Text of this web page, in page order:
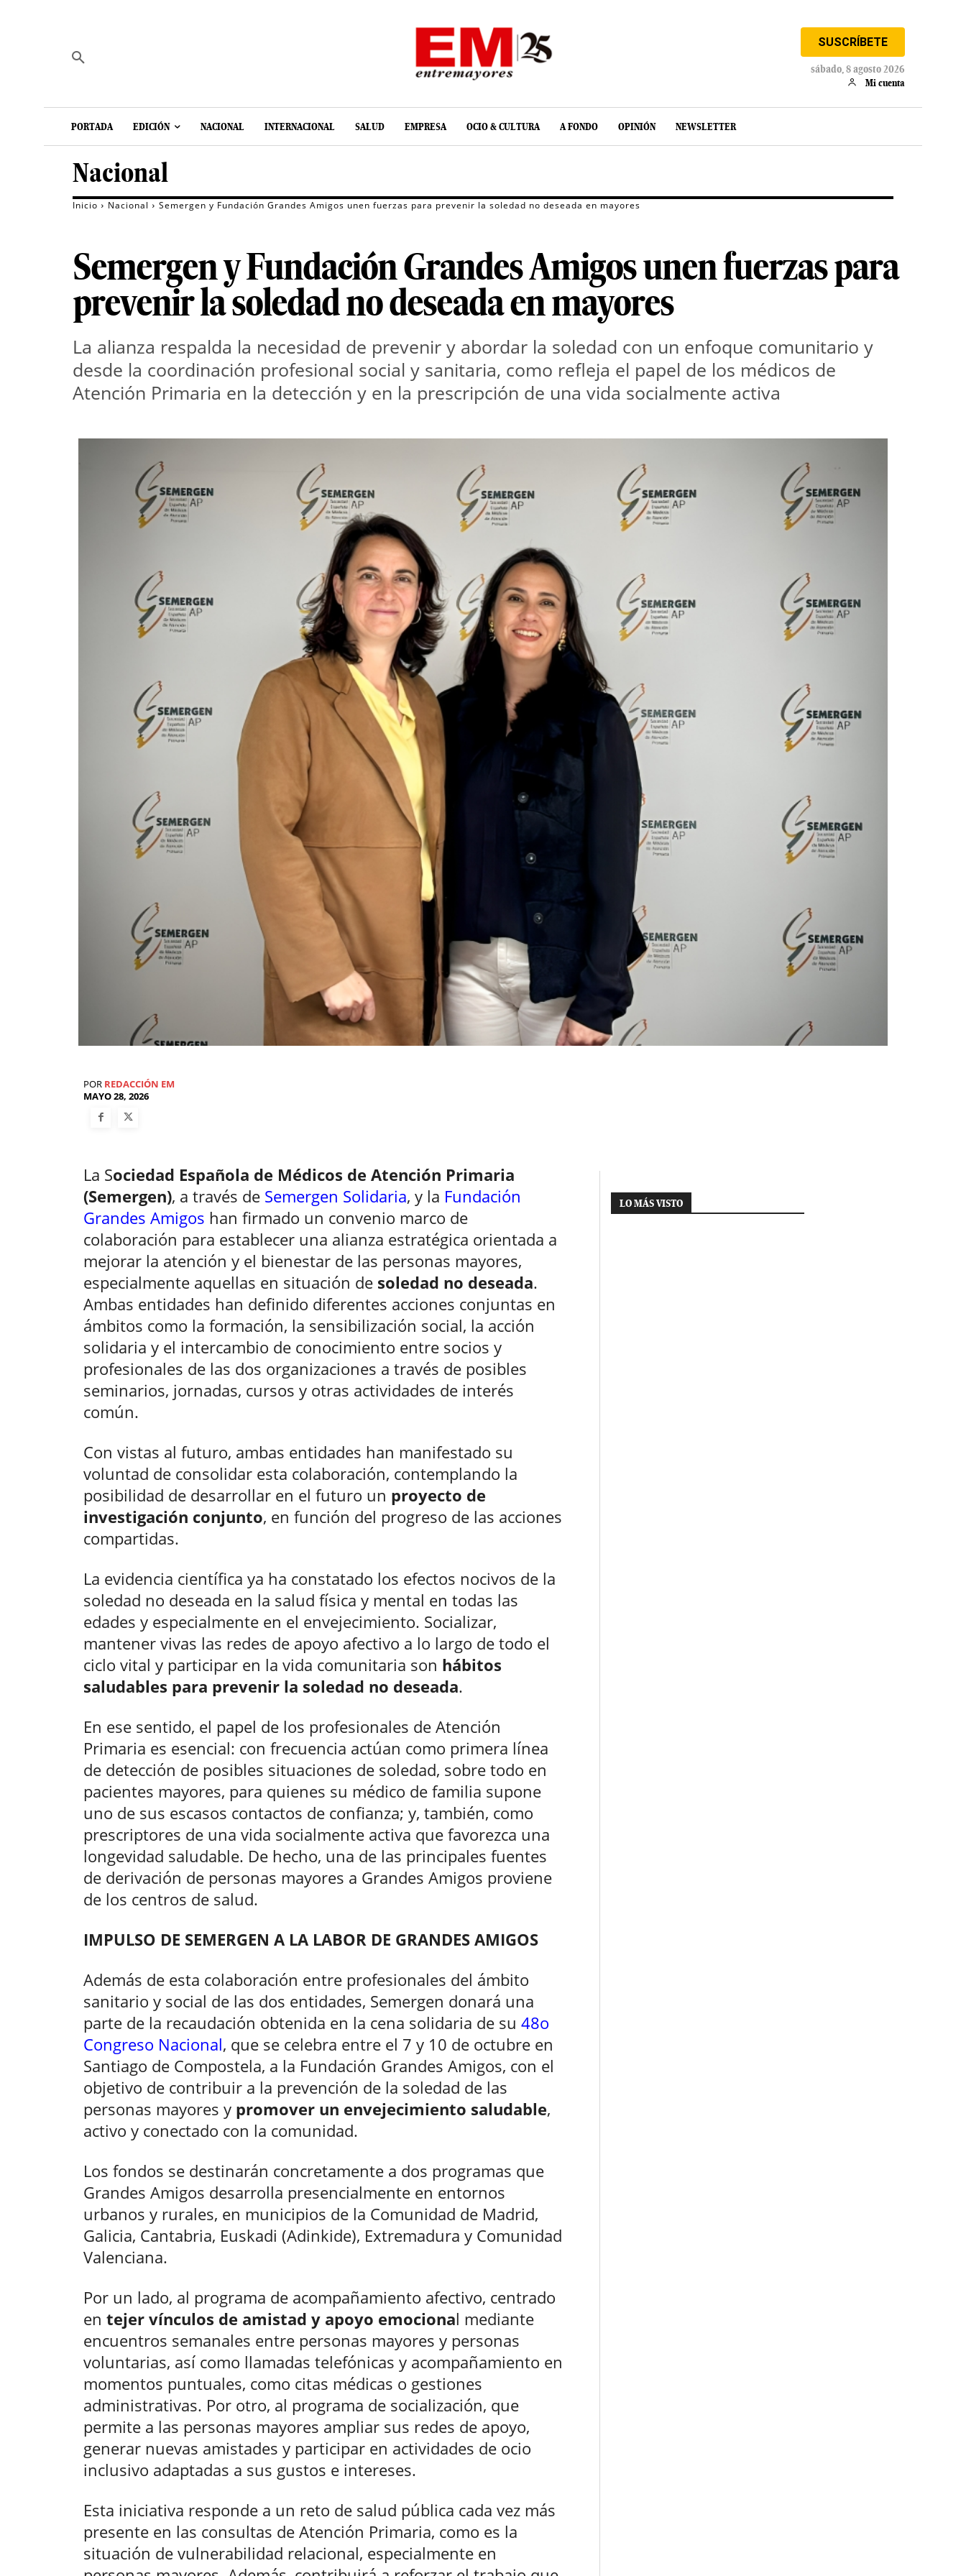
SUSCRÍBETE
sábado, 8 agosto 2026
Mi cuenta
PORTADA EDICIÓN NACIONAL INTERNACIONAL SALUD EMPRESA OCIO & CULTURA A FONDO OPINIÓN NEWSLETTER
Nacional
Inicio Nacional Semergen y Fundación Grandes Amigos unen fuerzas para prevenir la soledad no deseada en mayores
Semergen y Fundación Grandes Amigos unen fuerzas para
prevenir la soledad no deseada en mayores
La alianza respalda la necesidad de prevenir y abordar la soledad con un enfoque comunitario y
desde la coordinación profesional social y sanitaria, como refleja el papel de los médicos de
Atención Primaria en la detección y en la prescripción de una vida socialmente activa
POR REDACCIÓN EM
MAYO 28, 2026
La Sociedad Española de Médicos de Atención Primaria
(Semergen), a través de Semergen Solidaria, y la Fundación
Grandes Amigos han firmado un convenio marco de
colaboración para establecer una alianza estratégica orientada a
mejorar la atención y el bienestar de las personas mayores,
especialmente aquellas en situación de soledad no deseada.
Ambas entidades han definido diferentes acciones conjuntas en
ámbitos como la formación, la sensibilización social, la acción
solidaria y el intercambio de conocimiento entre socios y
profesionales de las dos organizaciones a través de posibles
seminarios, jornadas, cursos y otras actividades de interés
común.
Con vistas al futuro, ambas entidades han manifestado su
voluntad de consolidar esta colaboración, contemplando la
posibilidad de desarrollar en el futuro un proyecto de
investigación conjunto, en función del progreso de las acciones
compartidas.
La evidencia científica ya ha constatado los efectos nocivos de la
soledad no deseada en la salud física y mental en todas las
edades y especialmente en el envejecimiento. Socializar,
mantener vivas las redes de apoyo afectivo a lo largo de todo el
ciclo vital y participar en la vida comunitaria son hábitos
saludables para prevenir la soledad no deseada.
En ese sentido, el papel de los profesionales de Atención
Primaria es esencial: con frecuencia actúan como primera línea
de detección de posibles situaciones de soledad, sobre todo en
pacientes mayores, para quienes su médico de familia supone
uno de sus escasos contactos de confianza; y, también, como
prescriptores de una vida socialmente activa que favorezca una
longevidad saludable. De hecho, una de las principales fuentes
de derivación de personas mayores a Grandes Amigos proviene
de los centros de salud.
IMPULSO DE SEMERGEN A LA LABOR DE GRANDES AMIGOS
Además de esta colaboración entre profesionales del ámbito
sanitario y social de las dos entidades, Semergen donará una
parte de la recaudación obtenida en la cena solidaria de su 48o
Congreso Nacional, que se celebra entre el 7 y 10 de octubre en
Santiago de Compostela, a la Fundación Grandes Amigos, con el
objetivo de contribuir a la prevención de la soledad de las
personas mayores y promover un envejecimiento saludable,
activo y conectado con la comunidad.
Los fondos se destinarán concretamente a dos programas que
Grandes Amigos desarrolla presencialmente en entornos
urbanos y rurales, en municipios de la Comunidad de Madrid,
Galicia, Cantabria, Euskadi (Adinkide), Extremadura y Comunidad
Valenciana.
Por un lado, al programa de acompañamiento afectivo, centrado
en tejer vínculos de amistad y apoyo emocional mediante
encuentros semanales entre personas mayores y personas
voluntarias, así como llamadas telefónicas y acompañamiento en
momentos puntuales, como citas médicas o gestiones
administrativas. Por otro, al programa de socialización, que
permite a las personas mayores ampliar sus redes de apoyo,
generar nuevas amistades y participar en actividades de ocio
inclusivo adaptadas a sus gustos e intereses.
Esta iniciativa responde a un reto de salud pública cada vez más
presente en las consultas de Atención Primaria, como es la
situación de vulnerabilidad relacional, especialmente en
LO MÁS VISTO